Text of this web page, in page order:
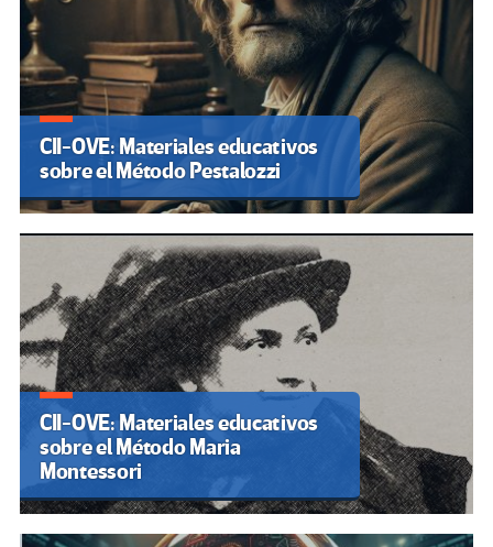
CII-OVE: Materiales educativos
sobre el Método Pestalozzi
CII-OVE: Materiales educativos
sobre el Método Maria
Montessori